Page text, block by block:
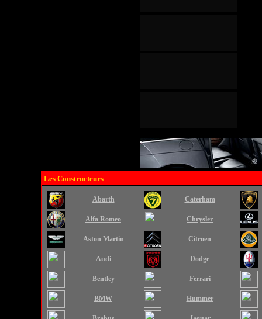
Les Constructeurs
Abarth
Alfa Romeo
Aston Martin
Audi
Bentley
BMW
Caterham
Chrysler
Citroen
Dodge
Ferrari
Hummer